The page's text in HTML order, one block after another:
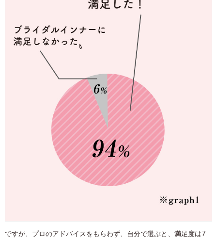
ですが、プロのアドバイスをもらわず、自分で選ぶと、満足度は7